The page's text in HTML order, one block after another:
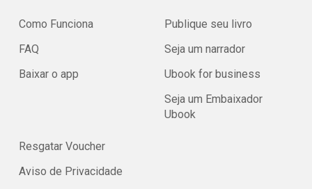
Como Funciona
FAQ
Baixar o app
Publique seu livro
Seja um narrador
Ubook for business
Seja um Embaixador
Ubook
Resgatar Voucher
Aviso de Privacidade